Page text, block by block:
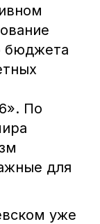
бюджета
По
для
уже